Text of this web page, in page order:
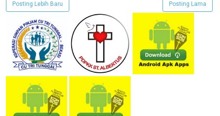
Posting Lebih Baru Posting Lama